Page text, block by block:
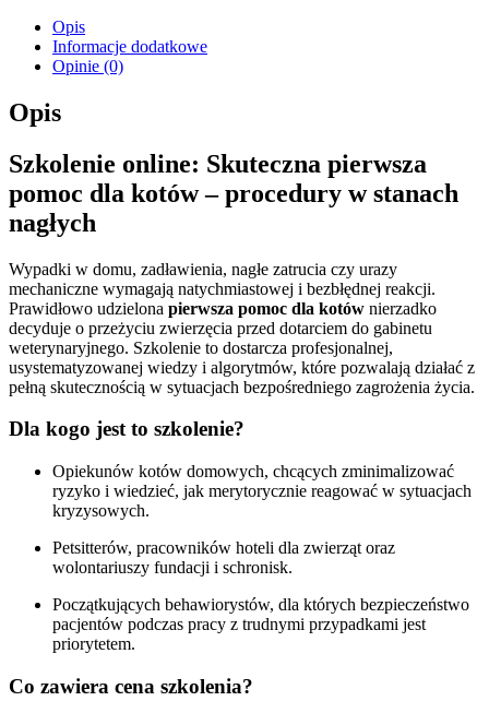
Opis
Informacje dodatkowe
Opinie (0)
Opis
Szkolenie online: Skuteczna pierwsza
pomoc dla kotów – procedury w stanach
nagłych
Wypadki w domu, zadławienia, nagłe zatrucia czy urazy
mechaniczne wymagają natychmiastowej i bezbłędnej reakcji.
Prawidłowo udzielona pierwsza pomoc dla kotów nierzadko
decyduje o przeżyciu zwierzęcia przed dotarciem do gabinetu
weterynaryjnego. Szkolenie to dostarcza profesjonalnej,
usystematyzowanej wiedzy i algorytmów, które pozwalają działać z
pełną skutecznością w sytuacjach bezpośredniego zagrożenia życia.
Dla kogo jest to szkolenie?
Opiekunów kotów domowych, chcących zminimalizować
ryzyko i wiedzieć, jak merytorycznie reagować w sytuacjach
kryzysowych.
Petsitterów, pracowników hoteli dla zwierząt oraz
wolontariuszy fundacji i schronisk.
Początkujących behawiorystów, dla których bezpieczeństwo
pacjentów podczas pracy z trudnymi przypadkami jest
priorytetem.
Co zawiera cena szkolenia?